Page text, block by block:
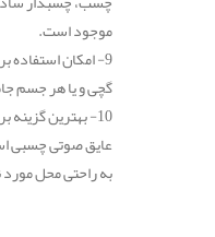
موجود است.
9- امکان
گچی و یا هر جسم
10- بهترین
عایق صوتی چسبی
به راحتی محل مورد